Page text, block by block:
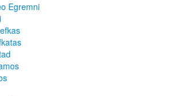
Egremni